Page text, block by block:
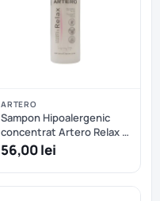
ARTERO
Sampon Hipoalergenic
concentrat Artero Relax -
100 ml
56,00 lei